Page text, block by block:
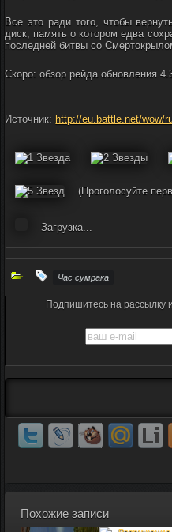
Все это ради того, чтобы
диск, память о котором едва
последней битвы со
Скоро: обзор рейда обновления
Источник: http://eu.battle.net/wow/
(Проголосуйте
Загрузка...
Час сумрака
Подпишитесь на рассылку
Похожие записи